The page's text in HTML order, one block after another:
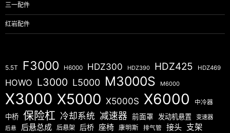
三一配件
红岩配件
5.5T F3000 H6000 HDZ300 HDZ390 HDZ425 HDZ469
HOWO L3000 L5000 M3000S M6000
X3000 X5000 X5000S X6000 中冷器
中桥 保险杠 冷却系统 减速器 前面罩 发动机悬置 变速器
后悬 后悬总成 后悬架 后桥 座椅 康明斯 排气管 接头 支架